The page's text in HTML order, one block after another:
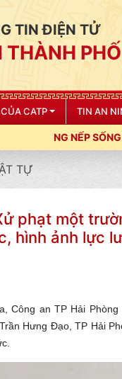
TIN ĐIỆN TỬ
THÀNH
CATP TIN AN
VĂN HÓA VÌ NHÂN DÂN
TỰ
phạt một
hình ảnh lực
Công an TP Hải
Hưng Đạo, TP Hải